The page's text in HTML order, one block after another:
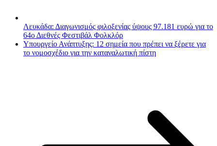
Λευκάδα: Διαγωνισμός φιλοξενίας ύψους 97.181 ευρώ για το
64ο Διεθνές Φεστιβάλ Φολκλόρ
Υπουργείο Ανάπτυξης: 12 σημεία που πρέπει να ξέρετε για
το νομοσχέδιο για την καταναλωτική πίστη